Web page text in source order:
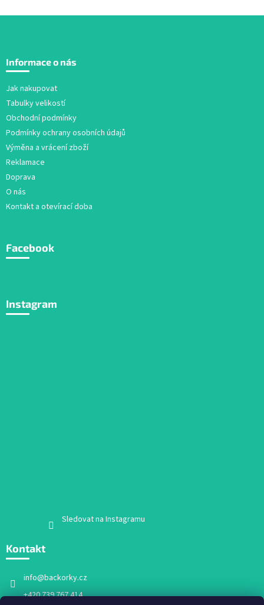
p
Informace o nás
Jak nakupovat
Tabulky velikostí
Obchodní podmínky
Podmínky ochrany osobních údajů
Výměna a vrácení zboží
Reklamace
Doprava
O nás
Kontakt a otevírací doba
Facebook
Instagram
Sledovat na Instagramu
Kontakt
info@backorky.cz
+420 739 767 414